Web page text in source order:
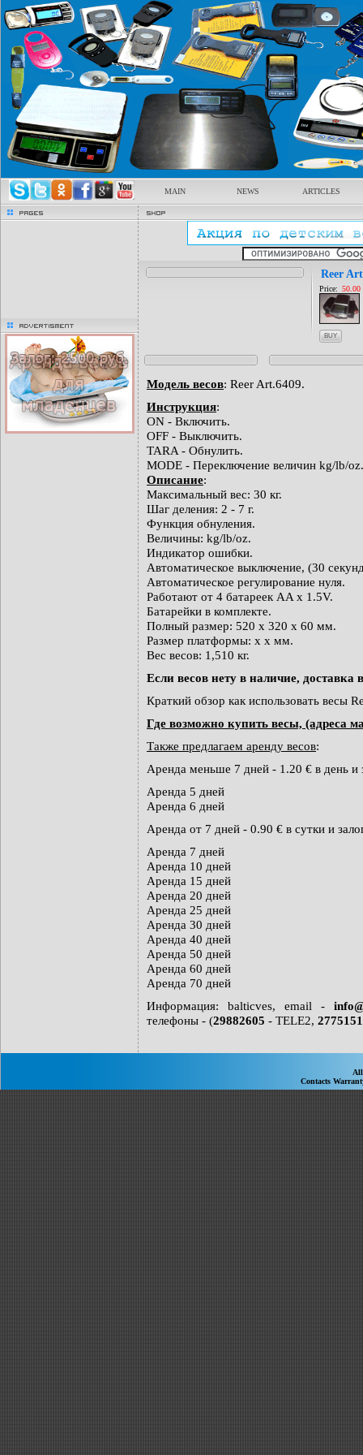
MAIN NEWS ARTICLES
pages
advertisment
Shop
Reer
Price: 50.00
BUY
Модель весов: Reer Art.6409.
Инcтрукция:
ON - Включить.
OFF - Выключить.
TARA - Обнулить.
MODE - Переключение величин kg/lb/oz.
Описание:
Максимальный вес: 30 кг.
Шаг деления: 2 - 7 г.
Функция обнуления.
Величины: kg/lb/oz.
Индикатор ошибки.
Автоматическое выключение, (30
Автоматическое регулирование нуля.
Работают от 4 батареек AA x 1.5V.
Батарейки в комплекте.
Полный размер: 520 x 320 х 60 мм.
Размер платформы: x х мм.
Вес весов: 1,510 кг.
Если весов нету в наличие, доставка
Краткий обзор как использовать весы
Где возможно купить весы, (адреса
Также предлагаем аренду весов:
Аренда меньше 7 дней - 1.20 € в день и
Аренда 5 дней
Аренда 6 дней
Аренда от 7 дней - 0.90 € в сутки и
Аренда 7 дней
Аренда 10 дней
Аренда 15 дней
Аренда 20 дней
Аренда 25 дней
Аренда 30 дней
Аренда 40 дней
Аренда 50 дней
Аренда 60 дней
Аренда 70 дней
Информация: balticves, email -
телефоны - (29882605 - TELE2,
Contacts